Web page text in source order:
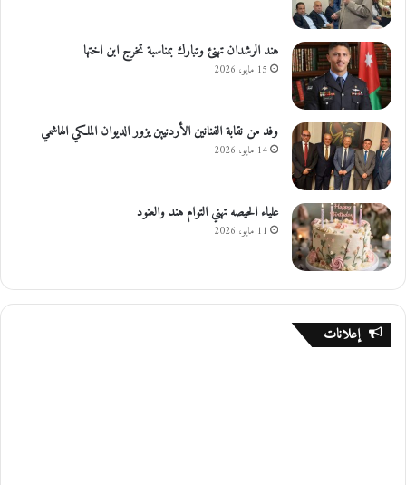
هند الرشدان تهنئ وتبارك بمناسبة تخرج ابن اختها
15 مايو، 2026
وفد من نقابة الفنانين الأردنيين يزور الديوان الملكي الهاشمي
14 مايو، 2026
علياء الحيصه تهني التوام هند والعنود
11 مايو، 2026
إعلانات